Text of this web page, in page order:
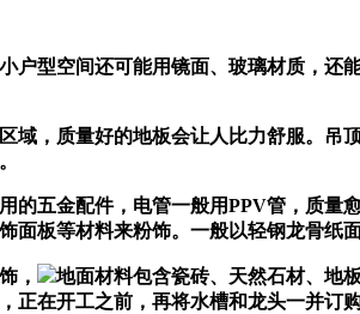
型空间还可能用镜面、玻璃材质，还
，质量好的地板会让人比力舒服。吊
五金配件，电管一般用PPV管，质量
面板等材料来粉饰。一般以轻钢龙骨纸
，
地面材料包含瓷砖、天然石材、地
正在开工之前，再将水槽和龙头一并